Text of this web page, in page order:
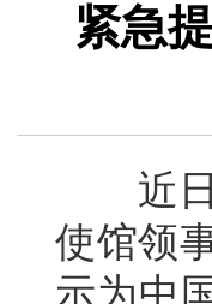
紧急
近日
使馆领
示为中